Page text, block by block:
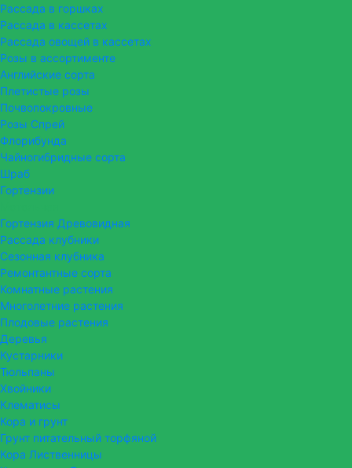
Рассада в горшках
Рассада в кассетах
Рассада овощей в кассетах
Розы в ассортименте
Английские сорта
Плетистые розы
Почвопокровные
Розы Спрей
Флорибунда
Чайногибридные сорта
Шраб
Гортензии
Гортензия Древовидная
Рассада клубники
Сезонная клубника
Ремонтантные сорта
Комнатные растения
Многолетние растения
Плодовые растения
Деревья
Кустарники
Тюльпаны
Хвойники
Клематисы
Кора и грунт
Грунт питательный торфяной
Кора Лиственницы